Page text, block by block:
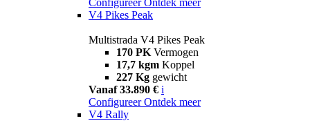
V4 Pikes Peak
Multistrada V4 Pikes Peak
170 PK Vermogen
17,7 kgm Koppel
227 Kg gewicht
Vanaf 33.890 € i
Configureer Ontdek meer
V4 Rally